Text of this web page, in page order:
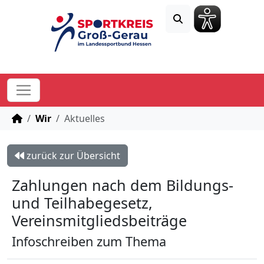
STARTSEITE
Wir Aktuelles
zurück zur Übersicht
Zahlungen nach dem Bildungs-
und Teilhabegesetz,
Vereinsmitgliedsbeiträge
Infoschreiben zum Thema